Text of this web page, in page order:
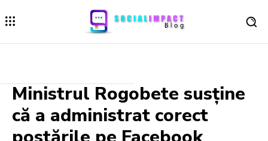
Ministrul Rogobete susține
că a administrat corect